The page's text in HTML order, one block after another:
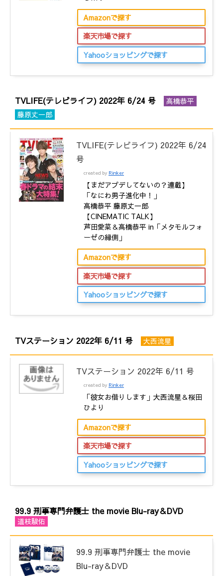
Amazonで探す
楽天市場で探す
Yahooショッピングで探す
TVLIFE(テレビライフ) 2022年 6/24 号
高橋恭平
藤原丈一郎
TVLIFE(テレビライフ) 2022年 6/24
号
created by Rinker
【まだアプデしてないの？連載】
「なにわ男子進化中！」
高橋恭平 藤原丈一郎
【CINEMATIC TALK】
芦田愛菜＆高橋恭平 in「メタモルフォ
ーゼの縁側」
Amazonで探す
楽天市場で探す
Yahooショッピングで探す
TVステーション 2022年 6/11 号 大西流星
TVステーション 2022年 6/11 号
created by Rinker
「彼女お借りします」大西流星＆桜田
ひより
Amazonで探す
楽天市場で探す
Yahooショッピングで探す
99.9 刑事専門弁護士 the movie Blu-ray＆DVD
道枝駿佑
99.9 刑事専門弁護士 the movie
Blu-ray＆DVD